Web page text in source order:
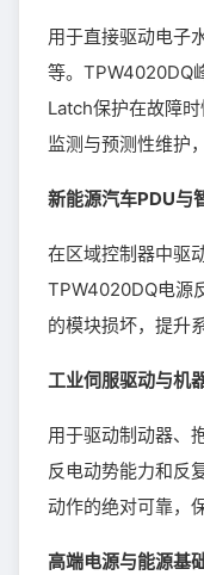
用于直接驱动电子
等。TPW4020DQ
Latch保护在故障
监测与预测性维护
新能源汽车PDU与
在区域控制器中驱
TPW4020DQ电源
的模块损坏，提升
工业伺服驱动与机
用于驱动制动器、
反电动势能力和反
动作的绝对可靠，
高端电源与能源基